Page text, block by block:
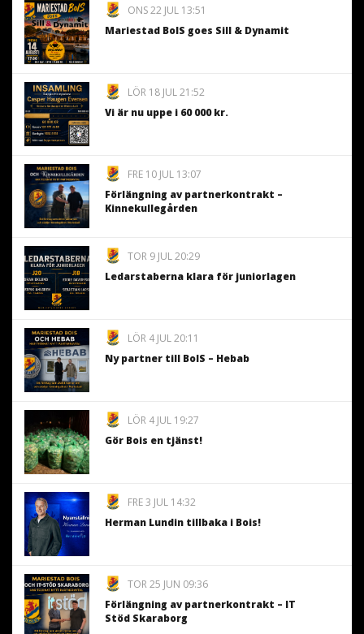
ONS 22 JUL 13:51
Mariestad BoIS goes Sill & Dynamit
LÖR 18 JUL 21:52
Vi är nu uppe i 60 000 kr.
FRE 10 JUL 13:07
Förlängning av partnerkontrakt –
Kinnekullegården
TOR 9 JUL 20:29
Ledarstaberna klara för juniorlagen
LÖR 4 JUL 20:11
Ny partner till BoIS – Hebab
LÖR 4 JUL 19:27
Gör Bois en tjänst!
FRE 3 JUL 14:32
Herman Lundin tillbaka i Bois!
TOR 25 JUN 09:36
Förlängning av partnerkontrakt – IT
Stöd Skaraborg